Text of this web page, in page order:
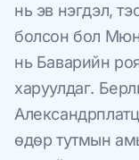
нь эв нэгдэл,
болсон бол
нь Баварийн
харуулдаг.
өдөр тутмын